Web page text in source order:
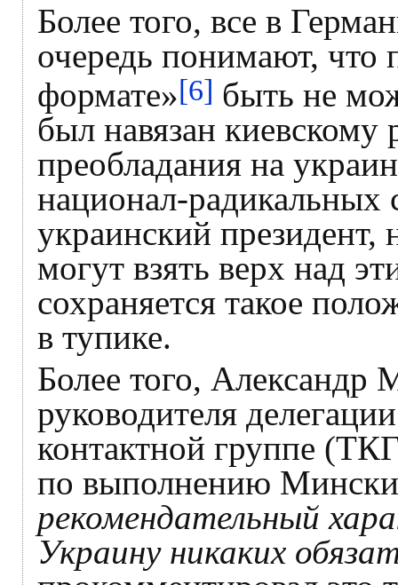
Более того, все в
очередь понимают, что
формате»[6] быть не
был навязан
преобладания на
национал-
украинский
могут взять верх над
сохраняется такое
в тупике.
Более того, Александр
руководителя
контактной группе
по выполнению
рекомендательный
Украину никаких